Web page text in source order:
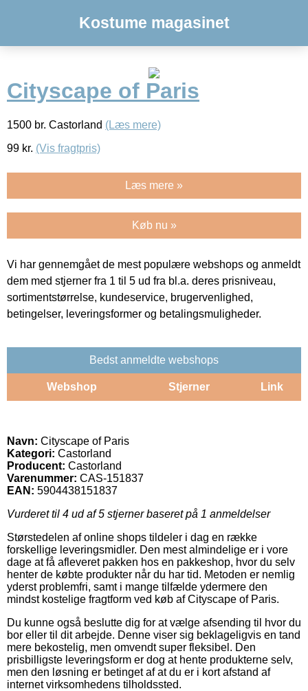
Kostume magasinet
Cityscape of Paris
1500 br. Castorland (Læs mere)
99 kr. (Vis fragtpris)
Læs mere »
Køb nu »
Vi har gennemgået de mest populære webshops og anmeldt
dem med stjerner fra 1 til 5 ud fra bl.a. deres prisniveau,
sortimentstørrelse, kundeservice, brugervenlighed,
betingelser, leveringsformer og betalingsmuligheder.
Bedst anmeldte webshops
Webshop Stjerner Link
Navn: Cityscape of Paris
Kategori: Castorland
Producent: Castorland
Varenummer: CAS-151837
EAN: 5904438151837
Vurderet til 4 ud af 5 stjerner baseret på 1 anmeldelser
Størstedelen af online shops tildeler i dag en række
forskellige leveringsmidler. Den mest almindelige er i vore
dage at få afleveret pakken hos en pakkeshop, hvor du selv
henter de købte produkter når du har tid. Metoden er nemlig
yderst problemfri, samt i mange tilfælde ydermere den
mindst kostelige fragtform ved køb af Cityscape of Paris.
Du kunne også beslutte dig for at vælge afsending til hvor du
bor eller til dit arbejde. Denne viser sig beklageligvis en tand
mere bekostelig, men omvendt super fleksibel. Den
prisbilligste leveringsform er dog at hente produkterne selv,
men den løsning er betinget af at du er i kort afstand af
internet virksomhedens tilholdssted.